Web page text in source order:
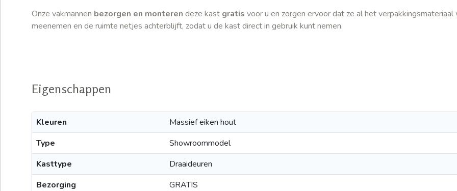
Onze vakmannen bezorgen en monteren deze kast gratis voor u en zorgen ervoor dat ze al het verpakkingsmateriaal
meenemen en de ruimte netjes achterblijft, zodat u de kast direct in gebruik kunt nemen.
Eigenschappen
Kleuren
Massief eiken hout
Type
Showroommodel
Kasttype
Draaideuren
Bezorging
GRATIS